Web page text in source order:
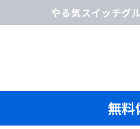
やる気スイッチグ
無料